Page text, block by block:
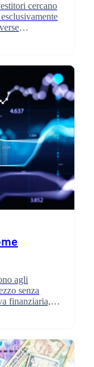
cercano
agli
senza
finanziaria,